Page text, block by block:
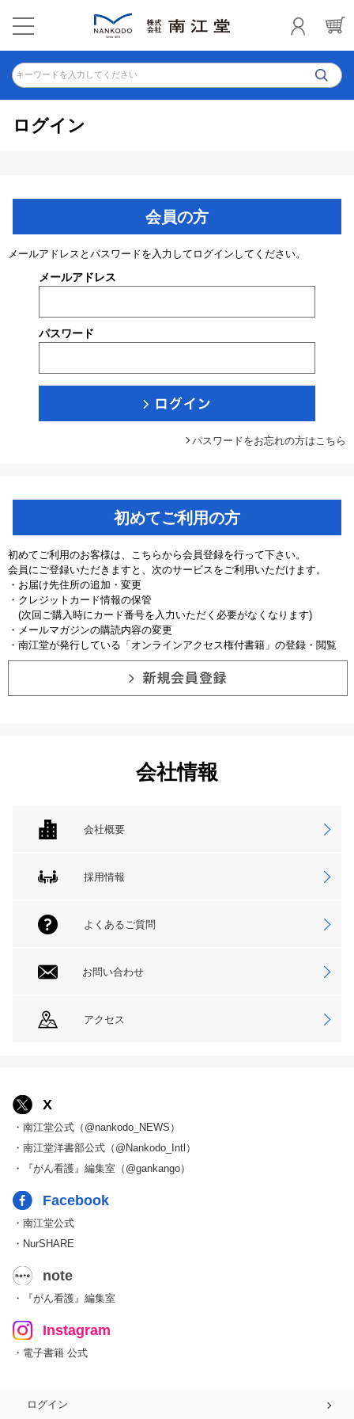
キーワードを入力してください
ログイン
会員の方
メールアドレスとパスワードを入力してログインしてください。
メールアドレス
パスワード
パスワードをお忘れの方はこちら
初めてご利用の方
初めてご利用のお客様は、こちらから会員登録を行って下さい。
会員にご登録いただきますと、次のサービスをご利用いただけます。
・お届け先住所の追加・変更
・クレジットカード情報の保管
(次回ご購入時にカード番号を入力いただく必要がなくなります)
・メールマガジンの購読内容の変更
・南江堂が発行している「オンラインアクセス権付書籍」の登録・閲覧
会社情報
会社概要
採用情報
よくあるご質問
お問い合わせ
アクセス
X
・南江堂公式（@nankodo_NEWS）
・南江堂洋書部公式（@Nankodo_Intl）
・『がん看護』編集室（@gankango）
Facebook
・南江堂公式
・NurSHARE
note
・『がん看護』編集室
Instagram
・電子書籍 公式
ログイン